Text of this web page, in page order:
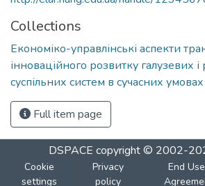
Collections
Економіко-управлінські аспекти
інноваційного розвитку галузевих і
суспільних систем в сучасних
Full item page
DSPACE copyright © 2002-
Cookie
settings
Privacy
policy
End